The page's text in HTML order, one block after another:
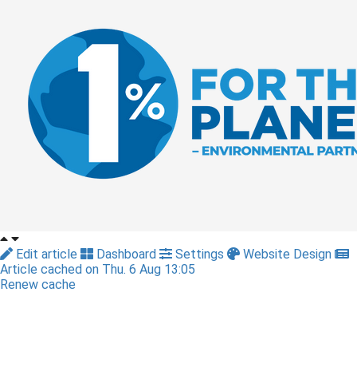
Edit article Dashboard Settings
Website Design
Article cached on Thu. 6 Aug 13:05
Renew cache